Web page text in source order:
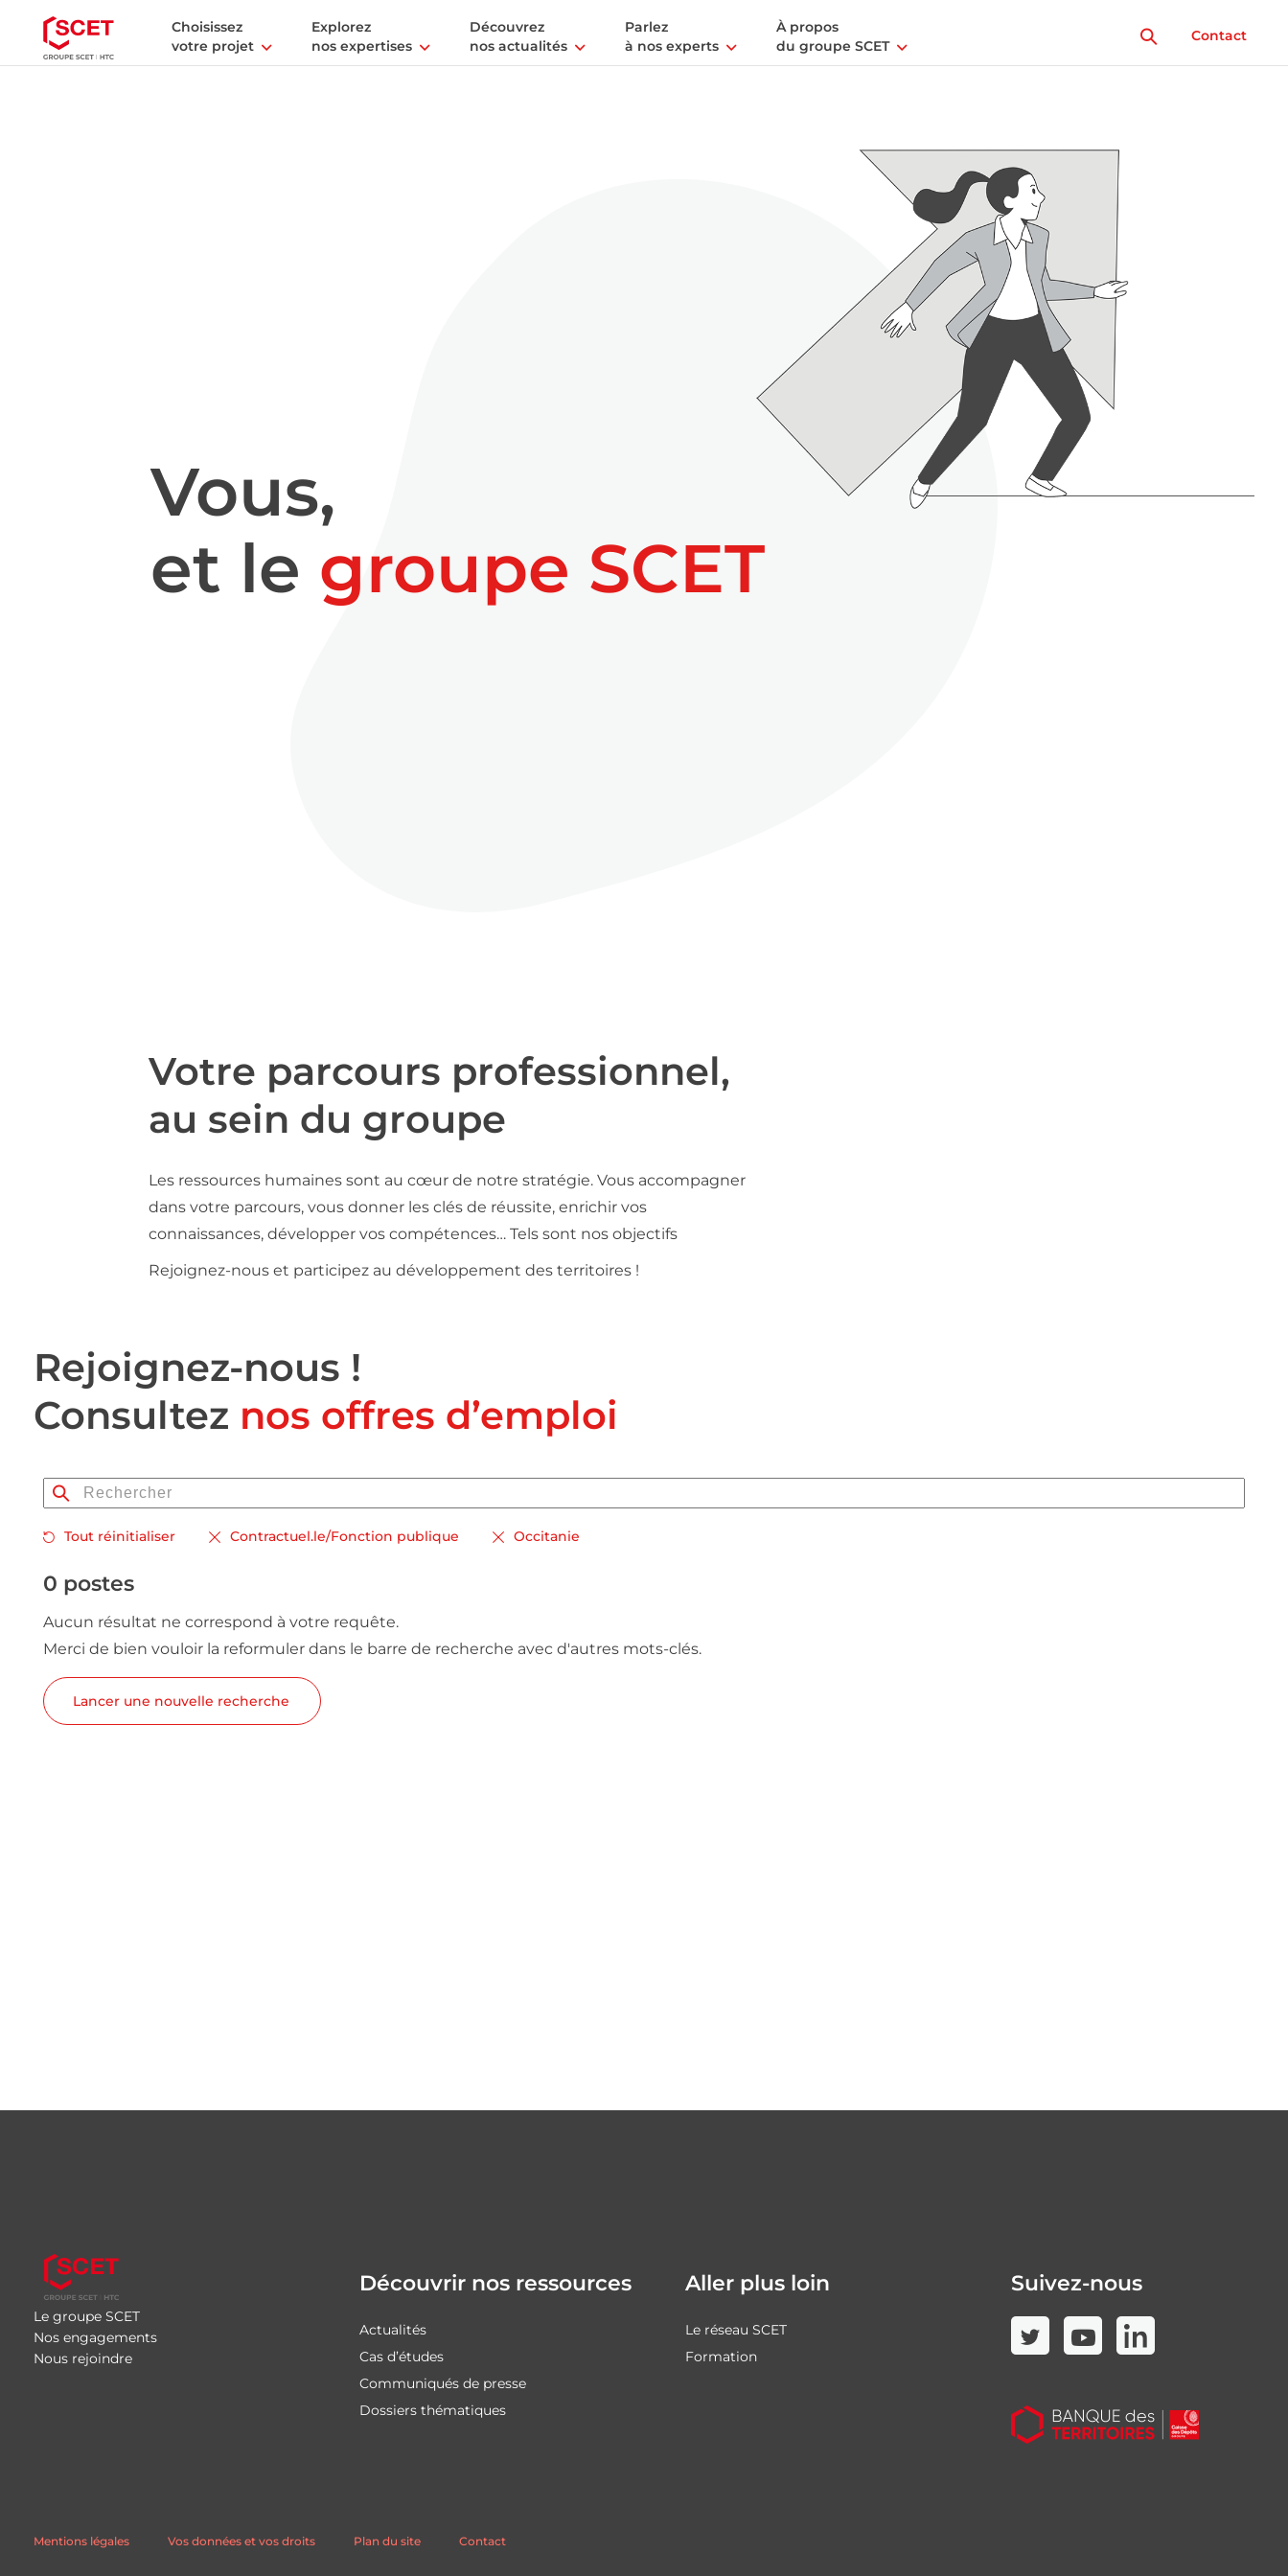
Choisissez
votre projet
Explorez
nos expertises
Découvrez
nos actualités
Parlez
à nos experts
À propos
du groupe SCET
Contact
Vous,
et le groupe SCET
Votre parcours professionnel,
au sein du groupe
Les ressources humaines sont au cœur de notre stratégie. Vous accompagner
dans votre parcours, vous donner les clés de réussite, enrichir vos
connaissances, développer vos compétences… Tels sont nos objectifs
Rejoignez-nous et participez au développement des territoires !
Rejoignez-nous !
Consultez nos offres d’emploi
Tout réinitialiser Contractuel.le/Fonction publique Occitanie
0 postes
Aucun résultat ne correspond à votre requête.
Merci de bien vouloir la reformuler dans le barre de recherche avec d'autres mots-clés.
Lancer une nouvelle recherche
Le groupe SCET
Nos engagements
Nous rejoindre
Découvrir nos ressources
Actualités
Cas d’études
Communiqués de presse
Dossiers thématiques
Aller plus loin
Le réseau SCET
Formation
Suivez-nous
Mentions légales Vos données et vos droits Plan du site Contact